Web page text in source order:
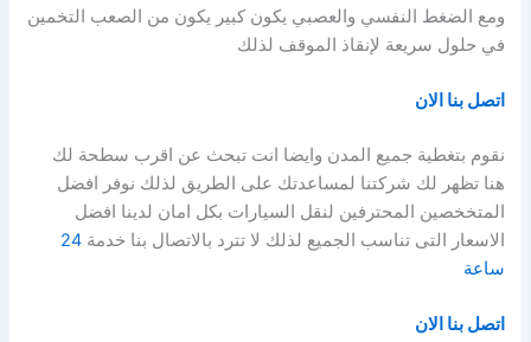
ومع الضغط النفسي والعصبي يكون كبير يكون من الصعب التخمين
في حلول سريعة لإنقاذ الموقف لذلك
اتصل بنا الان
نقوم بتغطية جميع المدن وايضا انت تبحث عن اقرب سطحة لك
هنا تظهر لك شركتنا لمساعدتك على الطريق لذلك نوفر افضل
المتخخصين المحترفين لنقل السيارات بكل امان لدينا افضل
الاسعار التى تناسب الجميع لذلك لا تترد بالاتصال بنا خدمة24
ساعة
اتصل بنا الان